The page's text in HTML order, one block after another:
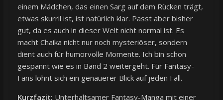
einem Mädchen, das einen Sarg auf dem Rücken trägt,
etwas skurril ist, ist natürlich klar. Passt aber bisher
gut, da es auch in dieser Welt nicht normal ist. Es
macht Chaika nicht nur noch mysteriöser, sondern
dient auch für humorvolle Momente. Ich bin schon
gespannt wie es in Band 2 weitergeht. Für Fantasy-
Fans lohnt sich ein genauerer Blick auf jeden Fall.
Kurzfazit: Unterhaltsamer Fantasy-Manga mit einer